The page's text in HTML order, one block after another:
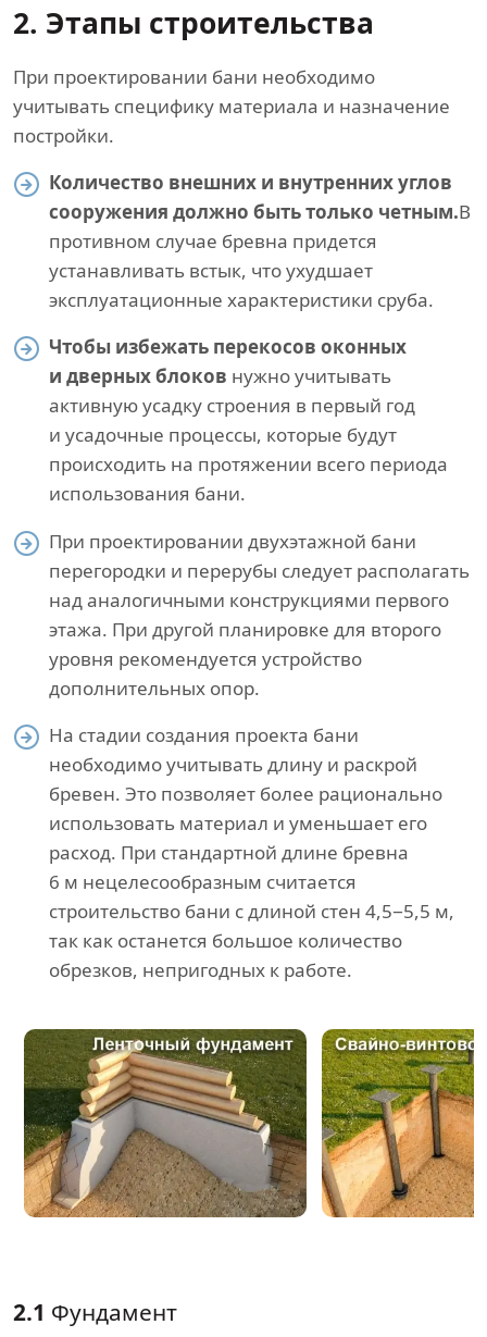
2. Этапы строительства
При проектировании бани необходимо
учитывать специфику материала и назначение
постройки.
Количество внешних и внутренних углов
сооружения должно быть только четным.В
противном случае бревна придется
устанавливать встык, что ухудшает
эксплуатационные характеристики сруба.
Чтобы избежать перекосов оконных
и дверных блоков нужно учитывать
активную усадку строения в первый год
и усадочные процессы, которые будут
происходить на протяжении всего периода
использования бани.
При проектировании двухэтажной бани
перегородки и перерубы следует располагать
над аналогичными конструкциями первого
этажа. При другой планировке для второго
уровня рекомендуется устройство
дополнительных опор.
На стадии создания проекта бани
необходимо учитывать длину и раскрой
бревен. Это позволяет более рационально
использовать материал и уменьшает его
расход. При стандартной длине бревна
6 м нецелесообразным считается
строительство бани с длиной стен 4,5−5,5 м,
так как останется большое количество
обрезков, непригодных к работе.
2.1 Фундамент